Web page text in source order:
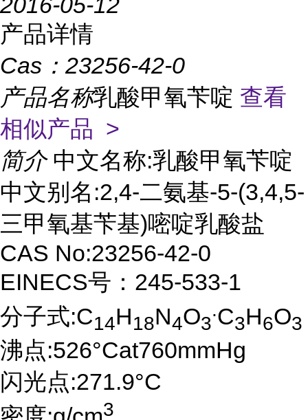
产品详情
Cas： 23256-42-0
产品名称乳酸甲氧苄啶 查看
相似产品 >
简介 中文名称:乳酸甲氧苄啶
中文别名:2,4-二氨基-5-(3,4,5-
三甲氧基苄基)嘧啶乳酸盐
CAS No:23256-42-0
EINECS号：245-533-1
分子式:C14H18N4O3
.C3H6O3
沸点:526°Cat760mmHg
闪光点:271.9°C
3